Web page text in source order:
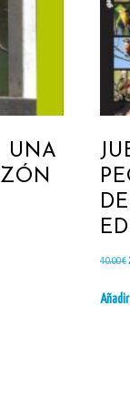
UNA
40.00€